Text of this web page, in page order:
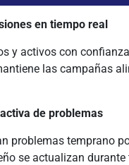
en tiempo real
y activos con
las campañas
de problemas
problemas temprano
se actualizan durante